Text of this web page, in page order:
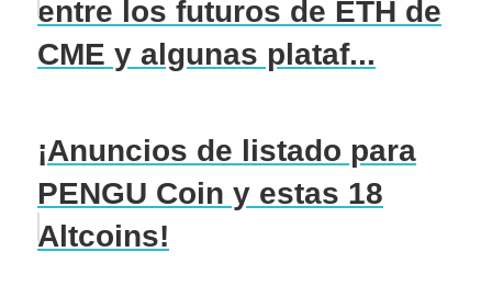
entre los futuros de ETH de
CME y algunas plataf...
¡Anuncios de listado para
PENGU Coin y estas 18
Altcoins!